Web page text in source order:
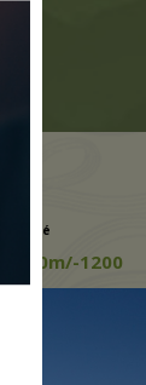
Dénivelé
1550m/-1200